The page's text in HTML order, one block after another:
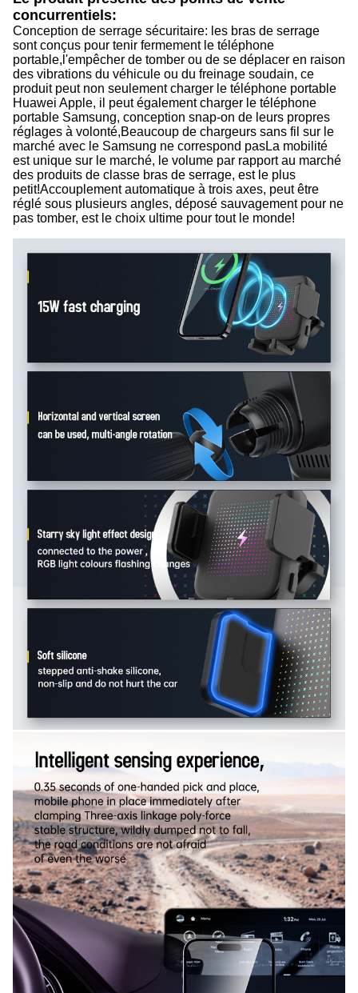
concurrentiels:
Conception de serrage sécuritaire: les bras de serrage
sont conçus pour tenir fermement le téléphone
portable,l'empêcher de tomber ou de se déplacer en raison
des vibrations du véhicule ou du freinage soudain, ce
produit peut non seulement charger le téléphone portable
Huawei Apple, il peut également charger le téléphone
portable Samsung, conception snap-on de leurs propres
réglages à volonté,Beaucoup de chargeurs sans fil sur le
marché avec le Samsung ne correspond pasLa mobilité
est unique sur le marché, le volume par rapport au marché
des produits de classe bras de serrage, est le plus
petit!Accouplement automatique à trois axes, peut être
réglé sous plusieurs angles, déposé sauvagement pour ne
pas tomber, est le choix ultime pour tout le monde!